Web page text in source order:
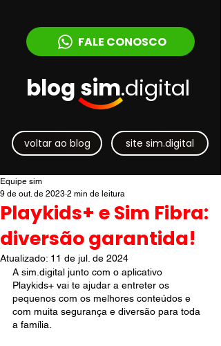
FALE CONOSCO
blog sim.digital
voltar ao blog site sim.digital
Playkids+ e Sim Fibra:
diversão garantida!
Equipe sim
9 de out. de 2023 2 min de leitura
Atualizado: 11 de jul. de 2024
A sim.digital junto com o aplicativo
Playkids+ vai te ajudar a entreter os
pequenos com os melhores conteúdos e
com muita segurança e diversão para toda
a família.